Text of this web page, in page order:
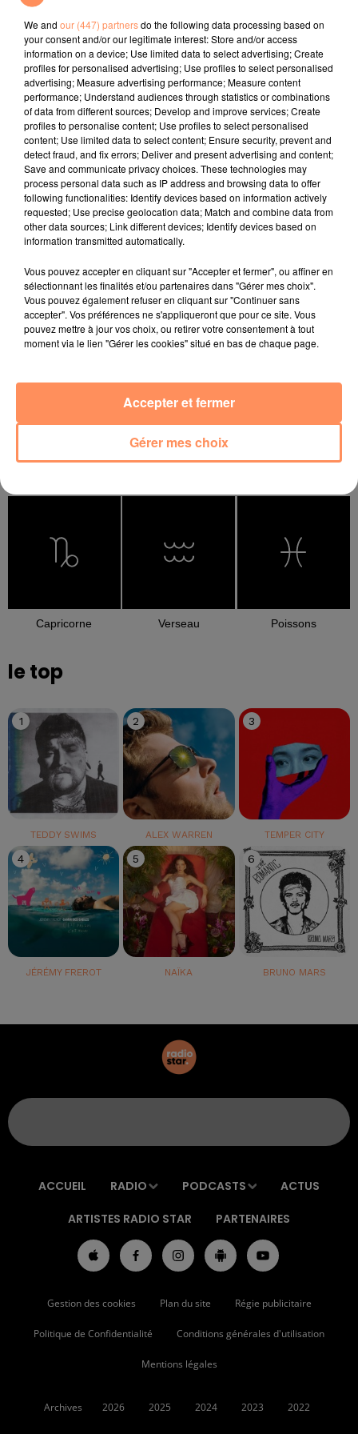
(remix)
l'horoscope
Bélier Taureau Gémeaux
Vierge
Capricorne Verseau Poissons
le top
1
TEDDY SWIMS
2
ALEX WARREN
3
TEMPER CITY
4
JÉRÉMY FREROT
5
NAÏKA
6
BRUNO MARS
ACCUEIL RADIO PODCASTS ACTUS
ARTISTES RADIO STAR PARTENAIRES
Gestion des cookies Plan du site Régie publicitaire
Politique de Confidentialité Conditions générales d'utilisation
Mentions légales
Archives 2026 2025 2024 2023 2022
We and our (447) partnersdo the following data processing based on
your consent and/or our legitimate interest: Store and/or access
information on a device; Use limited data to select advertising; Create
profiles for personalised advertising; Use profiles to select personalised
advertising; Measure advertising performance; Measure content
performance; Understand audiences through statistics or combinations
of data from different sources; Develop and improve services; Create
profiles to personalise content; Use profiles to select personalised
content; Use limited data to select content; Ensure security, prevent and
detect fraud, and fix errors; Deliver and present advertising and content;
Save and communicate privacy choices. These technologies may
process personal data such as IP address and browsing data to offer
following functionalities: Identify devices based on information actively
requested; Use precise geolocation data; Match and combine data from
other data sources; Link different devices; Identify devices based on
information transmitted automatically.
Vous pouvez accepter en cliquant sur "Accepter et fermer", ou affiner en
sélectionnant les finalités et/ou partenaires dans "Gérer mes choix".
Vous pouvez également refuser en cliquant sur "Continuer sans
accepter". Vos préférences ne s'appliqueront que pour ce site. Vous
pouvez mettre à jour vos choix, ou retirer votre consentement à tout
moment via le lien "Gérer les cookies" situé en bas de chaque page.
Gérer mes choix
Accepter et fermer